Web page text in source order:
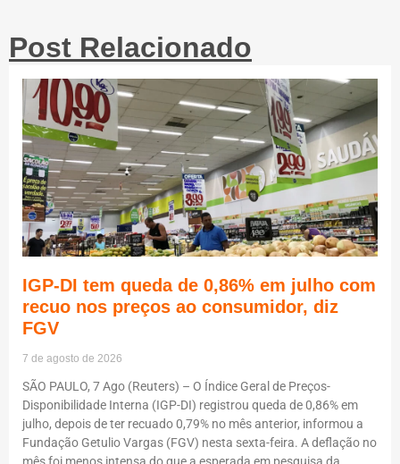
Post Relacionado
IGP-DI tem queda de 0,86% em julho com
recuo nos preços ao consumidor, diz
FGV
7 de agosto de 2026
SÃO PAULO, 7 Ago (Reuters) – O Índice Geral de Preços-
Disponibilidade Interna (IGP-DI) registrou queda de 0,86% em
julho, depois de ter recuado 0,79% no mês anterior, informou a
Fundação Getulio Vargas (FGV) nesta sexta-feira. A deflação no
mês foi menos intensa do que a esperada em pesquisa da